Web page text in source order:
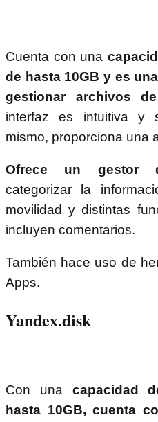
Cuenta con una
de hasta 10GB y es
gestionar archivos
interfaz es intuitiva y
mismo, proporciona una
Ofrece un gestor
categorizar la
movilidad y distintas
incluyen comentarios.
También hace uso de
Apps.
Yandex.disk
Con una capacidad
hasta 10GB, cuenta